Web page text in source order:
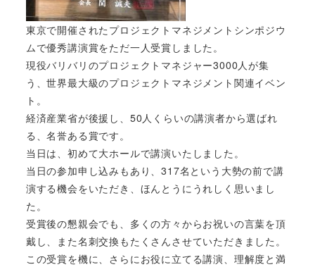
東京で開催されたプロジェクトマネジメントシンポジウ
ムで優秀講演賞をただ一人受賞しました。
現役バリバリのプロジェクトマネジャー3000人が集
う、世界最大級のプロジェクトマネジメント関連イベン
ト。
経済産業省が後援し、50人くらいの講演者から選ばれ
る、名誉ある賞です。
当日は、初めて大ホールで講演いたしました。
当日の参加申し込みもあり、317名という大勢の前で講
演する機会をいただき、ほんとうにうれしく思いまし
た。
受賞後の懇親会でも、多くの方々からお祝いの言葉を頂
戴し、また名刺交換もたくさんさせていただきました。
この受賞を機に、さらにお役に立てる講演、理解度と満